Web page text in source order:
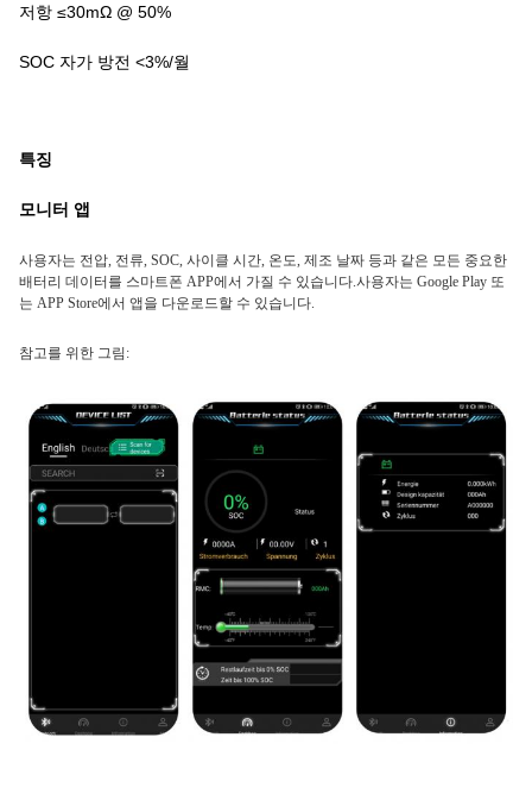
저항 ≤30mΩ @ 50%
SOC 자가 방전 <3%/월
특징
모니터 앱
사용자는 전압, 전류, SOC, 사이클 시간, 온도, 제조 날짜 등과 같은 모든 중요한
배터리 데이터를 스마트폰 APP에서 가질 수 있습니다.사용자는 Google Play 또
는 APP Store에서 앱을 다운로드할 수 있습니다.
참고를 위한 그림: